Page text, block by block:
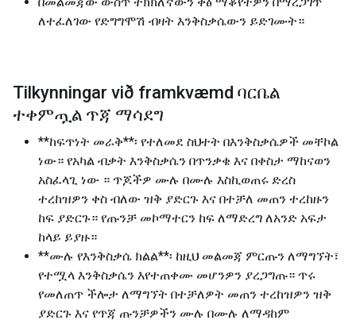
ለተፈለገው የድግግሞሽ ብዛት እንቅስቃሴውን ይድገሙት።
Tilkynningar við framkvæmd ባርቤል
ተቀምጧል ጥጃ ማሳደግ
**ከፍጥነት መራቅ**፡ የተለመደ ስህተት በእንቅስቃሴዎች መቸኮል
ነው። የአካል ብቃት እንቅስቃሴን በጥንቃቄ እና በቀስታ ማከናወን
አስፈላጊ ነው ። ጥጆችዎ ሙሉ በሙሉ እስኪወጠሩ ድረስ
ተረከዝዎን ቀስ ብለው ዝቅ ያድርጉ እና በተቻለ መጠን ተረከዙን
ከፍ ያድርጉ። የጡንቻ መኮማተርን ከፍ ለማድረግ ለአንድ አፍታ
ከላይ ይያዙ።
**ሙሉ የእንቅስቃሴ ክልል**፡ ከዚህ መልመጃ ምርጡን ለማግኘት፣
የተሟላ እንቅስቃሴን እየተጠቀሙ መሆንዎን ያረጋግጡ። ጥሩ
የመለጠጥ ችሎታ ለማግኘት በተቻለዎት መጠን ተረከዝዎን ዝቅ
ያድርጉ እና የጥጃ ጡንቻዎችን ሙሉ በሙሉ ለማዳከም